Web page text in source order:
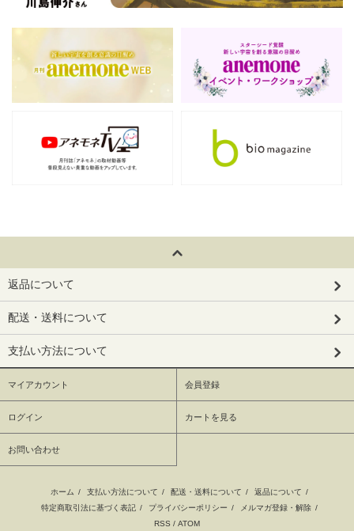
返品について
配送・送料について
支払い方法について
マイアカウント 会員登録
ログイン カートを見る
お問い合わせ
ホーム / 支払い方法について / 配送・送料について / 返品について /
特定商取引法に基づく表記 / プライバシーポリシー / メルマガ登録・解除 /
RSS / ATOM